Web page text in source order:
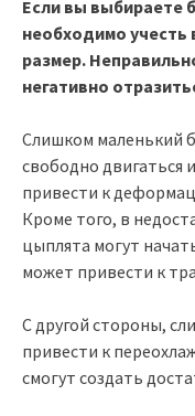
Если вы выбираете
необходимо
размер.
негативно
Слишком маленький
свободно двигаться
привести к
Кроме того, в
цыплята могут
может привести к
С другой стороны,
привести к
смогут создать